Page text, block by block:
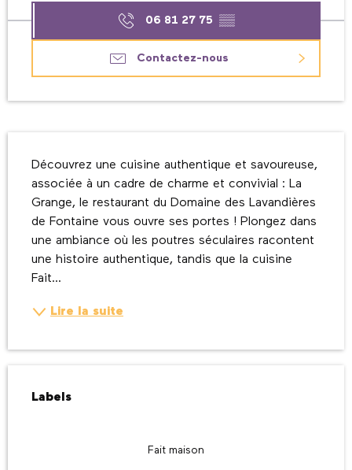
06 81 27 75 ▒▒
Contactez-nous
Découvrez une cuisine authentique et savoureuse,
associée à un cadre de charme et convivial : La
Grange, le restaurant du Domaine des Lavandières
de Fontaine vous ouvre ses portes ! Plongez dans
une ambiance où les poutres séculaires racontent
une histoire authentique, tandis que la cuisine
Fait...
Lire la suite
Labels
Labels
Fait maison